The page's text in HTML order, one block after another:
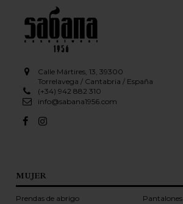
Calle Mártires, 13, 39300
Torrelavega / Cantabria / España
(+34) 942 882 310
info@sabana1956.com
MUJER
Prendas de abrigo
Pantalones